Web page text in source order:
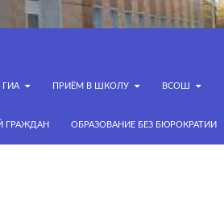
ГИА ПРИЁМ В ШКОЛУ ВСОШ
ГРАЖДАН ОБРАЗОВАНИЕ БЕЗ БЮРОКРАТИИ